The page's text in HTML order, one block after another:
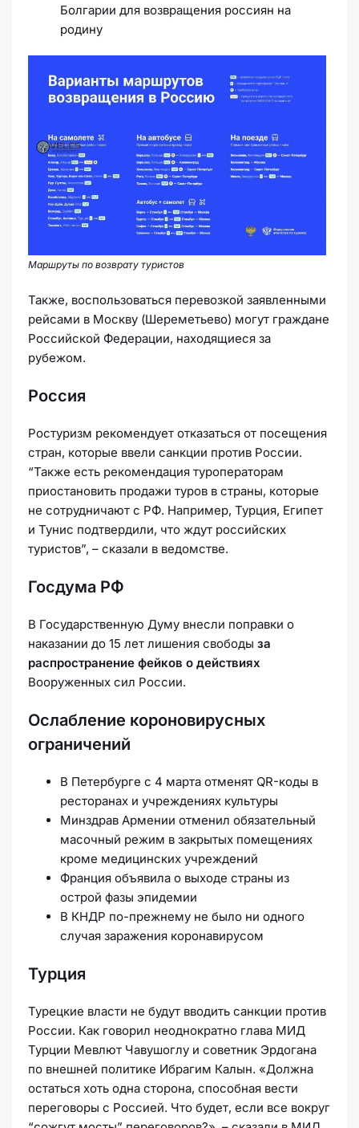
Болгарии для возвращения россиян на
родину
Маршруты по возврату туристов
Также, воспользоваться перевозкой заявленными
рейсами в Москву (Шереметьево) могут граждане
Российской Федерации, находящиеся за
рубежом.
Россия
Ростуризм рекомендует отказаться от посещения
стран, которые ввели санкции против России.
“Также есть рекомендация туроператорам
приостановить продажи туров в страны, которые
не сотрудничают с РФ. Например, Турция, Египет
и Тунис подтвердили, что ждут российских
туристов”, – сказали в ведомстве.
Госдума РФ
В Государственную Думу внесли поправки о
наказании до 15 лет лишения свободы за
распространение фейков о действиях
Вооруженных сил России.
Ослабление короновирусных
ограничений
В Петербурге с 4 марта отменят QR-коды в
ресторанах и учреждениях культуры
Минздрав Армении отменил обязательный
масочный режим в закрытых помещениях
кроме медицинских учреждений
Франция объявила о выходе страны из
острой фазы эпидемии
В КНДР по-прежнему не было ни одного
случая заражения коронавирусом
Турция
Турецкие власти не будут вводить санкции против
России. Как говорил неоднократно глава МИД
Турции Мевлют Чавушоглу и советник Эрдогана
по внешней политике Ибрагим Калын. «Должна
остаться хоть одна сторона, способная вести
переговоры с Россией. Что будет, если все вокруг